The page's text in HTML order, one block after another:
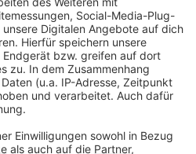
GGS startet in
Trainingsräume in